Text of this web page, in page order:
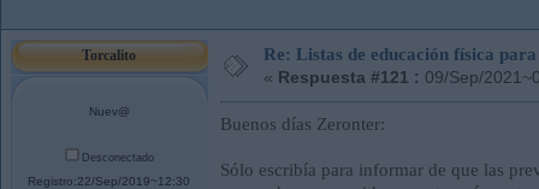
Torcalito
Nuev@
Desconectado
Registro:22/Sep/2019~12:30
Re: Listas de educación física
« Respuesta #121 : 09/Sep/
Buenos días Zeronter:
Sólo escribía para informar de que las